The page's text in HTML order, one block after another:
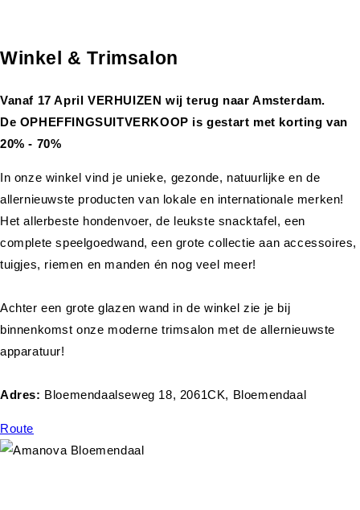
Winkel & Trimsalon
Vanaf 17 April VERHUIZEN wij terug naar Amsterdam.
De OPHEFFINGSUITVERKOOP is gestart met korting van
20% - 70%
In onze winkel vind je unieke, gezonde, natuurlijke en de
allernieuwste producten van lokale en internationale merken!
Het allerbeste hondenvoer, de leukste snacktafel, een
complete speelgoedwand, een grote collectie aan accessoires,
tuigjes, riemen en manden én nog veel meer!
Achter een grote glazen wand in de winkel zie je bij
binnenkomst onze moderne trimsalon met de allernieuwste
apparatuur!
Adres: Bloemendaalseweg 18, 2061CK, Bloemendaal
Route